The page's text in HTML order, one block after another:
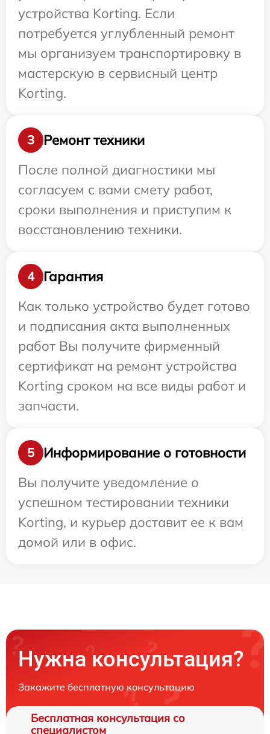
устройства Korting. Если
потребуется углубленный ремонт
мы организуем транспортировку в
мастерскую в сервисный центр
Korting.
3
Ремонт техники
После полной диагностики мы
согласуем с вами смету работ,
сроки выполнения и приступим к
восстановлению техники.
4
Гарантия
Как только устройство будет готово
и подписания акта выполненных
работ Вы получите фирменный
сертификат на ремонт устройства
Korting сроком на все виды работ и
запчасти.
5
Информирование о готовности
Вы получите уведомление о
успешном тестировании техники
Korting, и курьер доставит ее к вам
домой или в офис.
Нужна консультация?
Закажите бесплатную консультацию
Бесплатная консультация со
специалистом